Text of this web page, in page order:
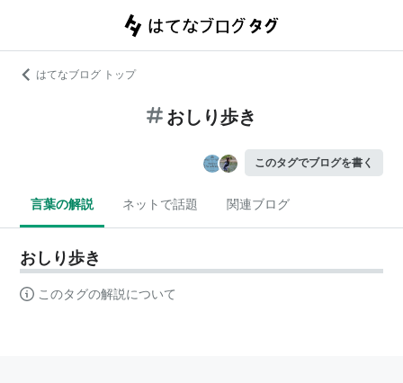
はてなブログ トップ
おしり歩き
このタグでブログを書く
言葉の解説 ネットで話題 関連ブログ
おしり歩き
このタグの解説について